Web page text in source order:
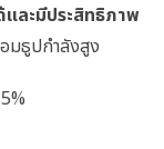
และมีประสิทธิภาพ
มธูปกำลังสูง